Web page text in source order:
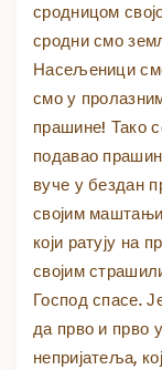
сродницом
сродни смо
Насељеници
смо у
прашине! Тако
подавао
вуче у бездан
својим
који ратују на
својим
Господ спасе.
да прво и прво
непријатеља,